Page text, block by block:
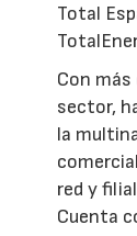
Total
Con más
sector,
la
red y
Cuenta